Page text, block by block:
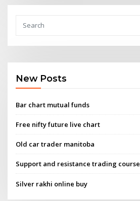
New Posts
Bar chart mutual funds
Free nifty future live chart
Old car trader manitoba
Support and resistance trading course
Silver rakhi online buy